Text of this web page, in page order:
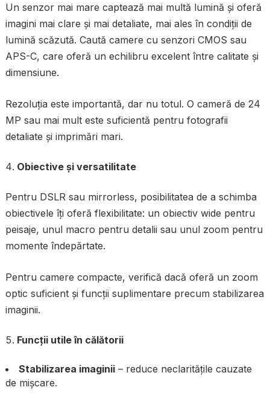
Un senzor mai mare captează mai multă lumină și oferă
imagini mai clare și mai detaliate, mai ales în condiții de
lumină scăzută. Caută camere cu senzori CMOS sau
APS-C, care oferă un echilibru excelent între calitate și
dimensiune.
Rezoluția este importantă, dar nu totul. O cameră de 24
MP sau mai mult este suficientă pentru fotografii
detaliate și imprimări mari.
Obiective și versatilitate
Pentru DSLR sau mirrorless, posibilitatea de a schimba
obiectivele îți oferă flexibilitate: un obiectiv wide pentru
peisaje, unul macro pentru detalii sau unul zoom pentru
momente îndepărtate.
Pentru camere compacte, verifică dacă oferă un zoom
optic suficient și funcții suplimentare precum stabilizarea
imaginii.
Funcții utile în călătorii
Stabilizarea imaginii– reduce neclaritățile cauzate
de mișcare.